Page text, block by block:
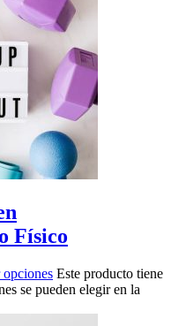
Físico
opciones Este producto tiene
se pueden elegir en la